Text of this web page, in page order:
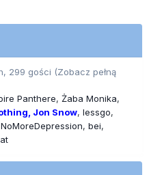
299 gości (Zobacz pełną
Panthere Żaba Monika
Jon Snow lessgo
NoMoreDepression bei